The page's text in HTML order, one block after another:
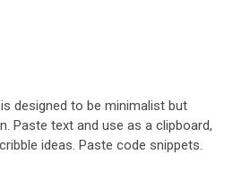
designed to be minimalist but
Paste text and use as a clipboard,
ideas. Paste code snippets.